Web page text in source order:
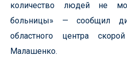
количество людей не
больницы» — сообщил
областного центра
Малашенко.